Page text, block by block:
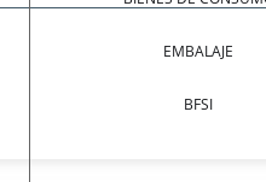
EMBALAJE
BFSI